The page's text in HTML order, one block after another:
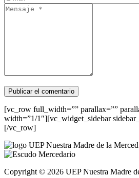
[vc_row full_width=”” parallax=””
width=”1/1″][vc_widget_sidebar
[/vc_row]
Copyright © 2026 UEP Nuestra Madre